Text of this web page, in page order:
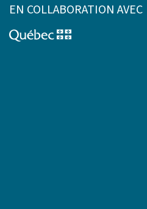
EN COLLABORATION AVEC